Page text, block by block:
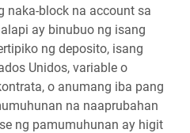
naka-block na account sa
ay binubuo ng isang
ng deposito, isang
Unidos, variable o
o anumang iba pang
na naaprubahan
ng pamumuhunan ay higit